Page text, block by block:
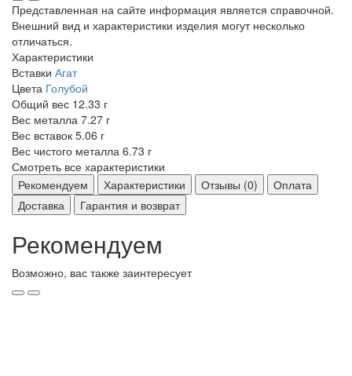
Представленная на сайте информация является справочной.
Внешний вид и характеристики изделия могут несколько
отличаться.
Характеристики
Вставки Агат
Цвета Голубой
Общий вес 12.33 г
Вес металла 7.27 г
Вес вставок 5.06 г
Вес чистого металла 6.73 г
Смотреть все характеристики
Рекомендуем
Характеристики Отзывы (0)
Оплата
Доставка
Гарантия и возврат
Рекомендуем
Возможно, вас также заинтересует